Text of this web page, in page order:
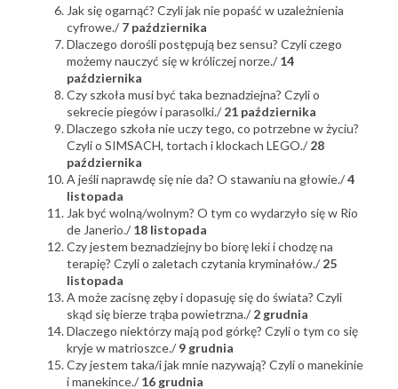
Jak się ogarnąć? Czyli jak nie popaść w uzależnienia
cyfrowe./ 7 października
Dlaczego dorośli postępują bez sensu? Czyli czego
możemy nauczyć się w króliczej norze./ 14
października
Czy szkoła musi być taka beznadziejna? Czyli o
sekrecie piegów i parasolki./ 21 października
Dlaczego szkoła nie uczy tego, co potrzebne w życiu?
Czyli o SIMSACH, tortach i klockach LEGO./ 28
października
A jeśli naprawdę się nie da? O stawaniu na głowie./4
listopada
Jak być wolną/wolnym? O tym co wydarzyło się w Rio
de Janerio./ 18 listopada
Czy jestem beznadziejny bo biorę leki i chodzę na
terapię? Czyli o zaletach czytania kryminałów./ 25
listopada
A może zacisnę zęby i dopasuję się do świata? Czyli
skąd się bierze trąba powietrzna./ 2 grudnia
Dlaczego niektórzy mają pod górkę? Czyli o tym co się
kryje w matrioszce./ 9 grudnia
Czy jestem taka/i jak mnie nazywają? Czyli o manekinie
i manekince./ 16 grudnia